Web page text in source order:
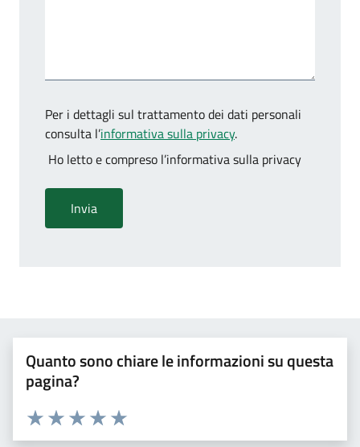
Per i dettagli sul trattamento dei dati personali
consulta l’informativa sulla privacy.
Ho letto e compreso l’informativa sulla privacy
Quanto sono chiare le informazioni su questa
pagina?
Valuta 5 stelle su 5
Valuta 4 stelle su 5
Valuta 3 stelle su 5
Valuta 2 stelle su 5
Valuta 1 stelle su 5